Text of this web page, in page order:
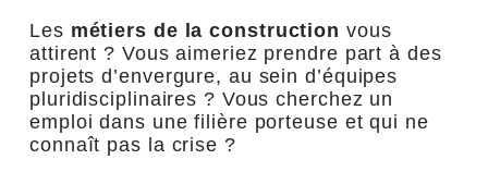
Les métiers de la construction vous
attirent ? Vous aimeriez prendre part à des
projets d’envergure, au sein d’équipes
pluridisciplinaires ? Vous cherchez un
emploi dans une filière porteuse et qui ne
connaît pas la crise ?